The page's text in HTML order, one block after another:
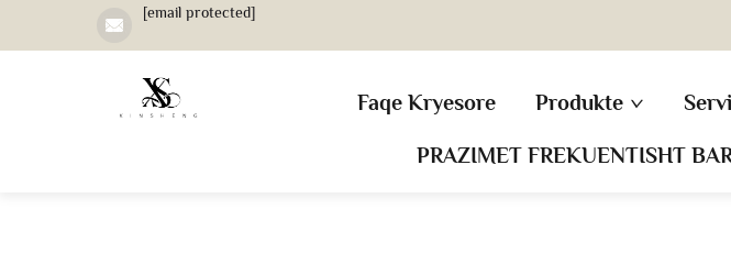
[email protected]
Faqe Kryesore Produkte
PRAZIMET FREKUENTISHT